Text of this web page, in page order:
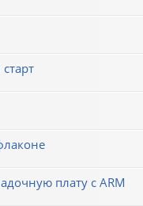
плату с ARM